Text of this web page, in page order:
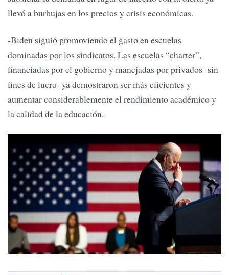
llevó a burbujas en los precios y crisis económicas.
-Biden siguió promoviendo el gasto en escuelas
dominadas por los sindicatos. Las escuelas “charter”,
financiadas por el gobierno y manejadas por privados -sin
fines de lucro- ya demostraron ser más eficientes y
aumentar considerablemente el rendimiento académico y
la calidad de la educación.